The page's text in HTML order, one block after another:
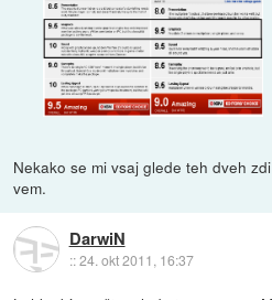
Nekako se mi vsaj glede teh dveh
vem.
DarwiN
::24. okt 2011, 16:37